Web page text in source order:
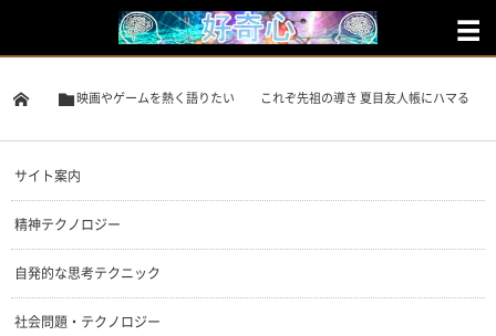
映画やゲームを熱く語りたい これぞ先祖の導き 夏目友人帳にハマる
サイト案内
精神テクノロジー
自発的な思考テクニック
社会問題・テクノロジー